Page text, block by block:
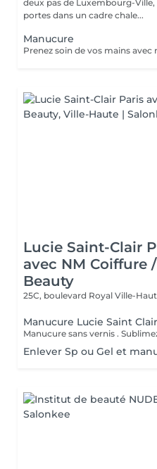
deux pas de Luxembourg-
portes dans un cadre chale...
Manucure
Lucie Saint-Clair
avec NM Coiffure
Beauty
25C, boulevard Royal Ville-
Manucure Lucie Saint Clair
Enlever Sp ou Gel et